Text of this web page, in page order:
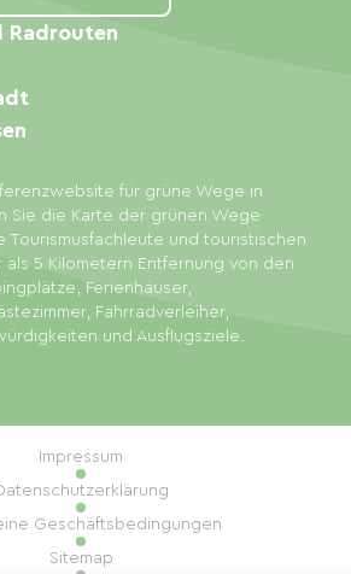
für grüne Wege in
Sie die Karte der grünen Wege
Tourismusfachleute und touristischen
5 Kilometern Entfernung von den
Ferienhäuser,
Fahrradverleiher,
und Ausflugsziele.
Radrouten
Impressum
Geschäftsbedingungen
Sitemap